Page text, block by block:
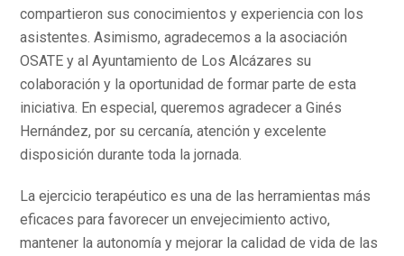
compartieron sus conocimientos y experiencia con los
asistentes. Asimismo, agradecemos a la asociación
OSATE y al Ayuntamiento de Los Alcázares su
colaboración y la oportunidad de formar parte de esta
iniciativa. En especial, queremos agradecer a Ginés
Hernández, por su cercanía, atención y excelente
disposición durante toda la jornada.
La ejercicio terapéutico es una de las herramientas más
eficaces para favorecer un envejecimiento activo,
mantener la autonomía y mejorar la calidad de vida de las